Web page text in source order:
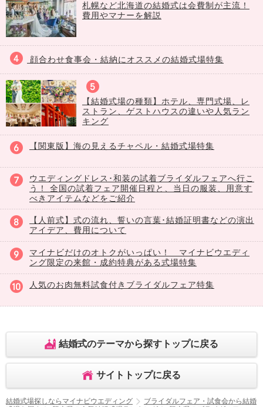
札幌など北海道の結婚式は会費制が主流！
費用やマナーを解説
顔合わせ食事会・結納にオススメの結婚式場特集
【結婚式場の種類】ホテル、専門式場、レ
ストラン、ゲストハウスの違いや人気ラン
キング
【関東版】海の見えるチャペル・結婚式場特集
ウエディングドレス･和装の試着ブライダルフェアへ行こ
う！ 全国の試着フェア開催日程と、当日の服装、用意す
べきアイテムなどをご紹介
【人前式】式の流れ、誓いの言葉･結婚証明書などの演出
アイデア、費用について
マイナビだけのオトクがいっぱい！ マイナビウエディ
ング限定の来館・成約特典がある式場特集
人気のお肉無料試食付きブライダルフェア特集
結婚式のテーマから探すトップに戻る
サイトトップに戻る
結婚式場探しならマイナビウエディング
ブライダルフェア・試食会から結婚